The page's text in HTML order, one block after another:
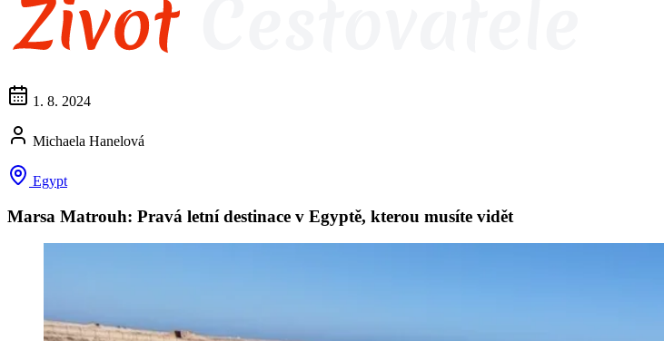
1. 8. 2024
Michaela Hanelová
Egypt
Marsa Matrouh: Pravá letní destinace v Egyptě, kterou musíte vidět